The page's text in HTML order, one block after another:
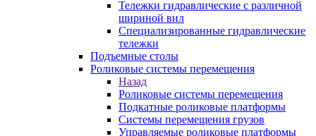
Тележки гидравлические с различной
шириной вил
Специализированные гидравлические
тележки
Подъемные столы
Роликовые системы перемещения
Назад
Роликовые системы перемещения
Подкатные роликовые платформы
Системы перемещения грузов
Управляемые роликовые платформы